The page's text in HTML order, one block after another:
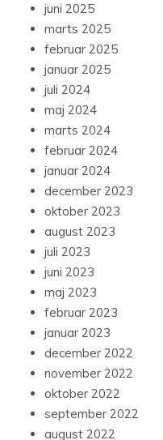
juni 2025
marts 2025
februar 2025
januar 2025
juli 2024
maj 2024
marts 2024
februar 2024
januar 2024
december 2023
oktober 2023
august 2023
juli 2023
juni 2023
maj 2023
februar 2023
januar 2023
december 2022
november 2022
oktober 2022
september 2022
august 2022